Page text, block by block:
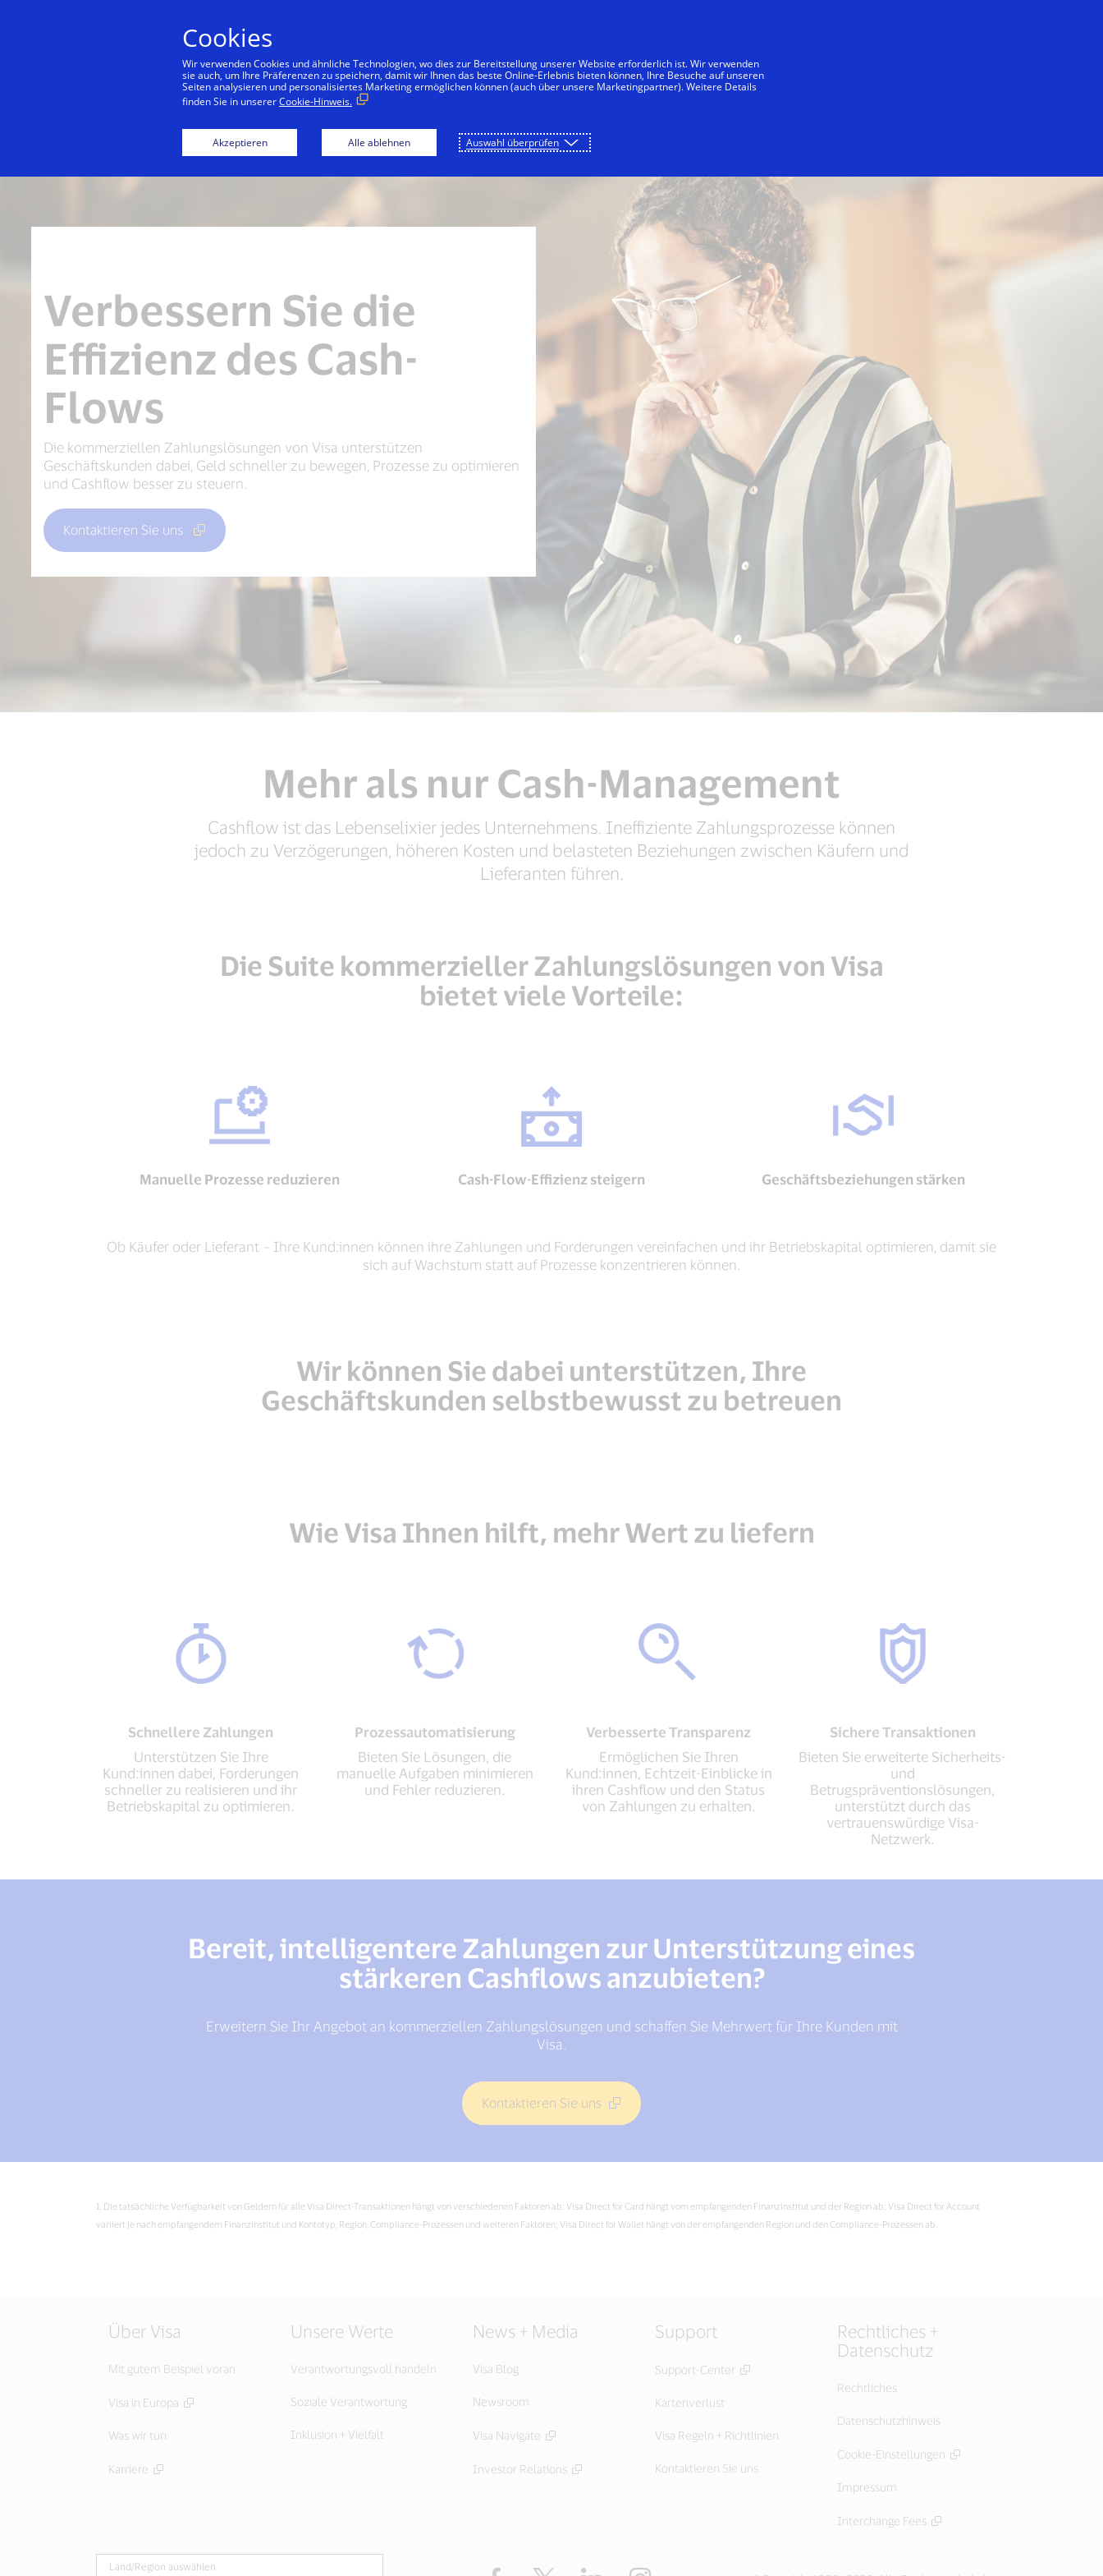
Verbessern Sie die
Effizienz des Cash-
Flows
Die kommerziellen Zahlungslösungen von Visa unterstützen
Geschäftskunden dabei, Geld schneller zu bewegen, Prozesse zu optimieren
und Cashflow besser zu steuern.
Kontaktieren Sie uns
Mehr als nur Cash-Management
Cashflow ist das Lebenselixier jedes Unternehmens. Ineffiziente Zahlungsprozesse können
jedoch zu Verzögerungen, höheren Kosten und belasteten Beziehungen zwischen Käufern und
Lieferanten führen.
Die Suite kommerzieller Zahlungslösungen von Visa
bietet viele Vorteile:
Manuelle Prozesse reduzieren Cash-Flow-Effizienz steigern Geschäftsbeziehungen stärken
Ob Käufer oder Lieferant – Ihre Kund:innen können ihre Zahlungen und Forderungen vereinfachen und ihr Betriebskapital optimieren, damit sie
sich auf Wachstum statt auf Prozesse konzentrieren können.
Wir können Sie dabei unterstützen, Ihre
Geschäftskunden selbstbewusst zu betreuen
Wie Visa Ihnen hilft, mehr Wert zu liefern
Schnellere Zahlungen
Unterstützen Sie Ihre
Kund:innen dabei, Forderungen
schneller zu realisieren und ihr
Betriebskapital zu optimieren.
Prozessautomatisierung
Bieten Sie Lösungen, die
manuelle Aufgaben minimieren
und Fehler reduzieren.
Verbesserte Transparenz
Ermöglichen Sie Ihren
Kund:innen, Echtzeit-Einblicke in
ihren Cashflow und den Status
von Zahlungen zu erhalten.
Sichere Transaktionen
Bieten Sie erweiterte Sicherheits-
und
Betrugspräventionslösungen,
unterstützt durch das
vertrauenswürdige Visa-
Netzwerk.
Bereit, intelligentere Zahlungen zur Unterstützung eines
stärkeren Cashflows anzubieten?
Erweitern Sie Ihr Angebot an kommerziellen Zahlungslösungen und schaffen Sie Mehrwert für Ihre Kunden mit
Visa.
Kontaktieren Sie uns
1. Die tatsächliche Verfügbarkeit von Geldern für alle Visa Direct-Transaktionen hängt von verschiedenen Faktoren ab: Visa Direct for Card hängt vom empfangenden Finanzinstitut und der Region ab; Visa Direct for Account
variiert je nach empfangendem Finanzinstitut und Kontotyp, Region, Compliance-Prozessen und weiteren Faktoren; Visa Direct for Wallet hängt von der empfangenden Region und den Compliance-Prozessen ab.
Über Visa
Mit gutem Beispiel voran
Visa in Europa
Was wir tun
Karriere
Unsere Werte
Verantwortungsvoll handeln
Soziale Verantwortung
Inklusion + Vielfalt
News + Media
Visa Blog
Newsroom
Visa Navigate
Investor Relations
Support
Support-Center
Kartenverlust
Visa Regeln + Richtlinien
Kontaktieren Sie uns
Rechtliches +
Datenschutz
Rechtliches
Datenschutzhinweis
Cookie-Einstellungen
Impressum
Interchange Fees
Land/Region auswählen
Cookies
Wir verwenden Cookies und ähnliche Technologien, wo dies zur Bereitstellung unserer Website erforderlich ist. Wir verwenden
sie auch, um Ihre Präferenzen zu speichern, damit wir Ihnen das beste Online-Erlebnis bieten können, Ihre Besuche auf unseren
Seiten analysieren und personalisiertes Marketing ermöglichen können (auch über unsere Marketingpartner). Weitere Details
finden Sie in unsererCookie-Hinweis.
Akzeptieren Alle ablehnen Auswahl überprüfen